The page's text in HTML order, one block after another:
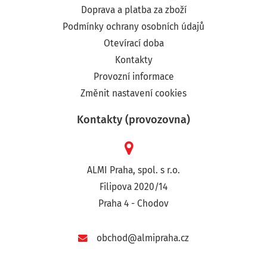
Doprava a platba za zboží
Podmínky ochrany osobních údajů
Otevírací doba
Kontakty
Provozní informace
Změnit nastavení cookies
Kontakty (provozovna)
ALMI Praha, spol. s r.o.
Filipova 2020/14
Praha 4 - Chodov
obchod@almipraha.cz